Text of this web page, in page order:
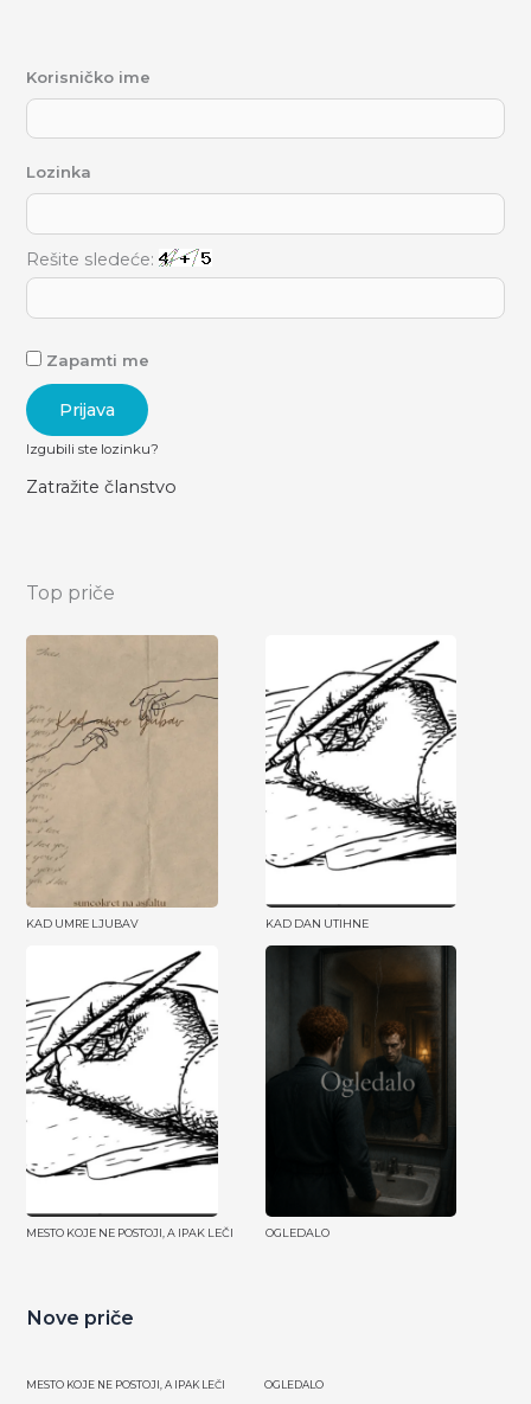
Korisničko ime
Lozinka
Rešite sledeće:
Zapamti me
Izgubili ste lozinku?
Zatražite članstvo
Top priče
KAD UMRE LJUBAV KAD DAN UTIHNE
MESTO KOJE NE POSTOJI, A IPAK LEČI OGLEDALO
Nove priče
MESTO KOJE NE POSTOJI, A IPAK LEČI OGLEDALO